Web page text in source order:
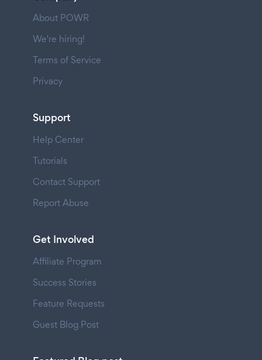
About POWR
We're hiring!
Terms of Service
Privacy
Support
Help Center
Tutorials
Contact Support
Report Abuse
Get Involved
Affiliate Program
Success Stories
Feature Requests
Guest Blog Post